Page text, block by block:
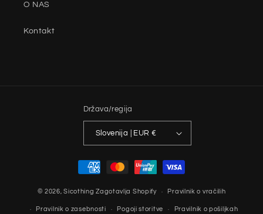
O NAS
Kontakt
Država/regija
Slovenija | EUR €
Načini
© 2026,Sicothing Zagotavlja Shopify Pravilnik o vračilih
Pravilnik o zasebnosti Pogoji storitve Pravilnik o pošiljkah